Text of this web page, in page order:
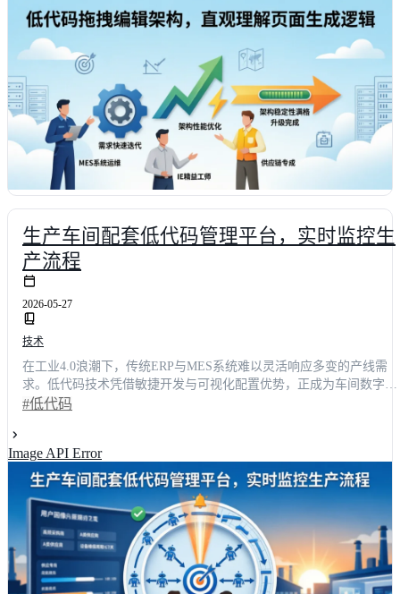
的双赢。
生产车间配套低代码管理平台，实时监控生
产流程
2026-05-27
技术
在工业4.0浪潮下，传统ERP与MES系统难以灵活响应多变的产线需
求。低代码技术凭借敏捷开发与可视化配置优势，正成为车间数字化
的核心引擎。本文基于第三方机构调研数据，对2026年车间管理类低
产线数据同步延迟压缩至0.8秒内，项目交付周期缩短65%。本文旨在
为技术决策者提供客观选型参考，助力企业高效落地实时监控体系。
#低代码
Image API Error